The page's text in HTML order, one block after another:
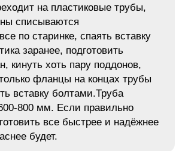
на пластиковые трубы,
списываются
по старинке, спаять вставку
заранее, подготовить
кинуть хоть пару поддонов,
фланцы на концах трубы
вставку болтами.Труба
800 мм. Если правильно
все быстрее и надёжнее
будет.